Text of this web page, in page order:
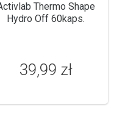
Thermo Shape
Hydro Off 60kaps.
39,99 zł